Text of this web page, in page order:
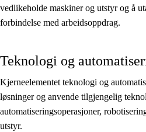
vedlikeholde maskiner og utstyr og å
forbindelse med arbeidsoppdrag.
Teknologi og
Kjerneelementet teknologi og
løsninger og anvende tilgjengelig
automatiseringsoperasjoner,
utstyr.